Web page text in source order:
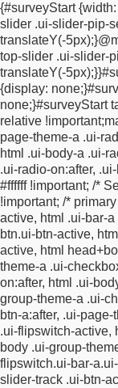
{#surveyStart {
slider .ui-slider-pip-
translateY(-5px);}
top-slider .ui-slider-
translateY(-5px);}}
{display: none;}
none;}#surveyStart
relative !important;
page-theme-a .ui-
html .ui-body-a .ui-
.ui-radio-on:after,
#ffffff !important; /*
!important; /*
active, html .ui-bar-
btn.ui-btn-active,
active, html
theme-a .ui-
on:after, html .ui-
group-theme-a .ui-
btn-a:after, .ui-page-
.ui-flipswitch-active,
body .ui-group-
flipswitch.ui-bar-
slider-track .ui-btn-
position: absolute;
#0E0E0E
1px 0 #ffffff
relative !important;
!important;
#F0F0F0 !important;
{text-shadow: none
url(https://
no-repeat !important;
!important;
!important;opacity:
url(https://
no-repeat !important;
!important;}
btn.ui-btn-active,
label.ui-btn-active {
url(https://
no-repeat !important;
!important;}
highlighted,
btn-hovered {
url(https://